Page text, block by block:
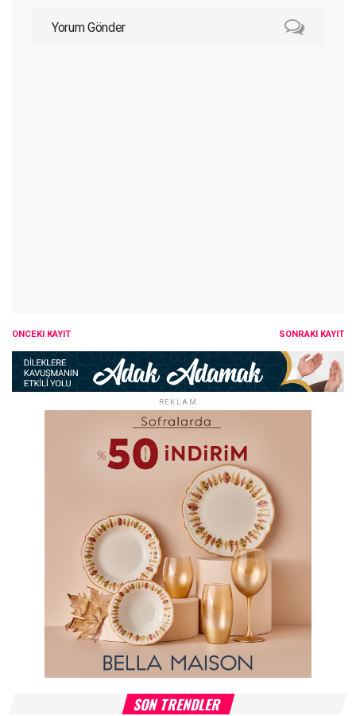
Yorum Gönder
SONRAKI KAYIT
ÖNCEKI KAYIT
REKLAM
SON TRENDLER